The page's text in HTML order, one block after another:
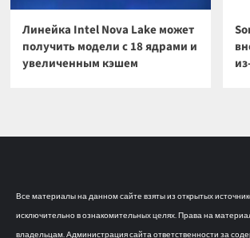
Линейка Intel Nova Lake может
получить модели с 18 ядрами и
увеличенным кэшем
Все материалы на данном сайте взяты из открытых
исключительно в ознакомительных целях. Права на
владельцам. Администрация сайта ответственности за